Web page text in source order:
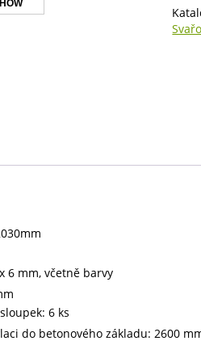
6 mm, včetně barvy
6 ks
do betonového základu: 2600